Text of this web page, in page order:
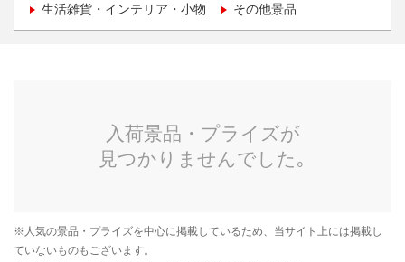
生活雑貨・インテリア・小物 その他景品